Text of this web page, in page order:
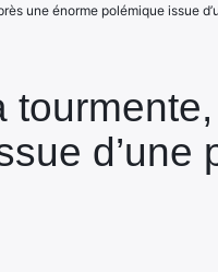
d’une
une énorme polémique issue